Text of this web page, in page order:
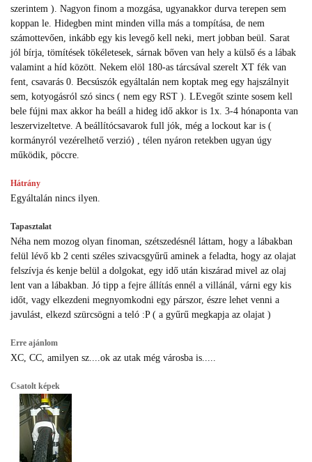
szerintem ). Nagyon finom a mozgása, ugyanakkor durva terepen sem
koppan le. Hidegben mint minden villa más a tompítása, de nem
számottevően, inkább egy kis levegő kell neki, mert jobban beül. Sarat
jól bírja, tömítések tökéletesek, sárnak bőven van hely a külső és a lábak
valamint a híd között. Nekem elöl 180-as tárcsával szerelt XT fék van
fent, csavarás 0. Becsúszók egyáltalán nem koptak meg egy hajszálnyit
sem, kotyogásról szó sincs ( nem egy RST ). LEvegőt szinte sosem kell
bele fújni max akkor ha beáll a hideg idő akkor is 1x. 3-4 hónaponta van
leszervizeltetve. A beállítócsavarok full jók, még a lockout kar is (
kormányról vezérelhető verzió) , télen nyáron retekben ugyan úgy
működik, pöccre.
Hátrány
Egyáltalán nincs ilyen.
Tapasztalat
Néha nem mozog olyan finoman, szétszedésnél láttam, hogy a lábakban
felül lévő kb 2 centi széles szivacsgyűrű aminek a feladta, hogy az olajat
felszívja és kenje belül a dolgokat, egy idő után kiszárad mivel az olaj
lent van a lábakban. Jó tipp a fejre állítás ennél a villánál, várni egy kis
időt, vagy elkezdeni megnyomkodni egy párszor, észre lehet venni a
javulást, elkezd szürcsögni a teló :P ( a gyűrű megkapja az olajat )
Erre ajánlom
XC, CC, amilyen sz....ok az utak még városba is.....
Csatolt képek